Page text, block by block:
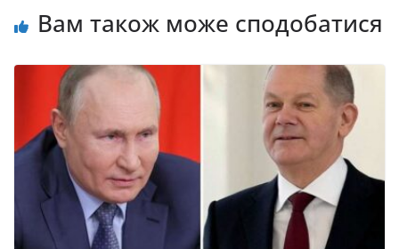
Вам також може сподобатися